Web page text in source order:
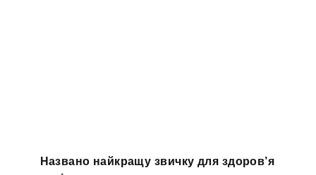
Названо найкращу звичку для здоров’я